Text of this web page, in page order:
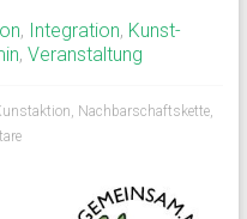
, Integration, Kunst-
, Veranstaltung
, Nachbarschaftskette,